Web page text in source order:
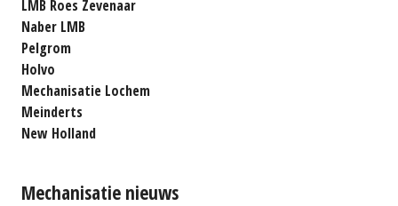
LMB Roes Zevenaar
Naber LMB
Pelgrom
Holvo
Mechanisatie Lochem
Meinderts
New Holland
Mechanisatie nieuws